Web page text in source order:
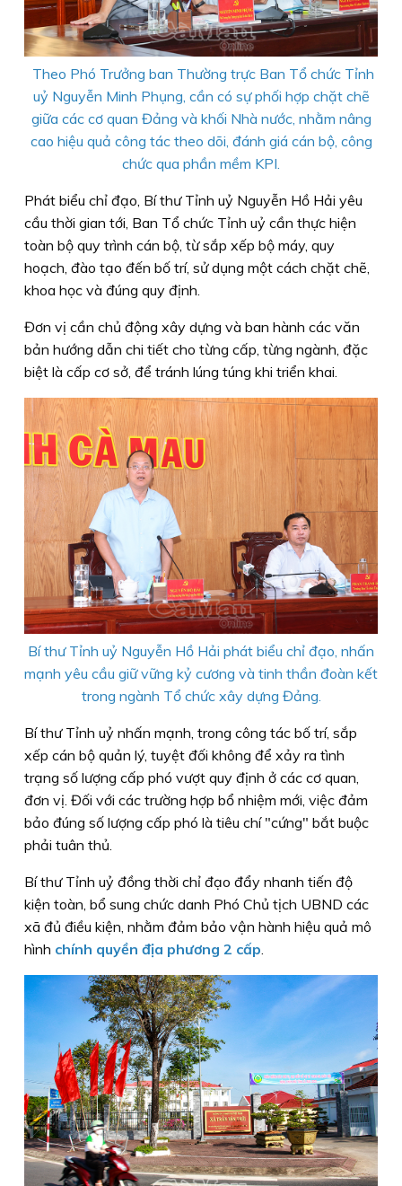
Theo Phó Trưởng ban Thường trực Ban Tổ chức Tỉnh
uỷ Nguyễn Minh Phụng, cần có sự phối hợp chặt chẽ
giữa các cơ quan Đảng và khối Nhà nước, nhằm nâng
cao hiệu quả công tác theo dõi, đánh giá cán bộ, công
chức qua phần mềm KPI.
Phát biểu chỉ đạo, Bí thư Tỉnh uỷ Nguyễn Hồ Hải yêu
cầu thời gian tới, Ban Tổ chức Tỉnh uỷ cần thực hiện
toàn bộ quy trình cán bộ, từ sắp xếp bộ máy, quy
hoạch, đào tạo đến bố trí, sử dụng một cách chặt chẽ,
khoa học và đúng quy định.
Đơn vị cần chủ động xây dựng và ban hành các văn
bản hướng dẫn chi tiết cho từng cấp, từng ngành, đặc
biệt là cấp cơ sở, để tránh lúng túng khi triển khai.
Bí thư Tỉnh uỷ Nguyễn Hồ Hải phát biểu chỉ đạo, nhấn
mạnh yêu cầu giữ vững kỷ cương và tinh thần đoàn kết
trong ngành Tổ chức xây dựng Đảng.
Bí thư Tỉnh uỷ nhấn mạnh, trong công tác bố trí, sắp
xếp cán bộ quản lý, tuyệt đối không để xảy ra tình
trạng số lượng cấp phó vượt quy định ở các cơ quan,
đơn vị. Đối với các trường hợp bổ nhiệm mới, việc đảm
bảo đúng số lượng cấp phó là tiêu chí "cứng" bắt buộc
phải tuân thủ.
Bí thư Tỉnh uỷ đồng thời chỉ đạo đẩy nhanh tiến độ
kiện toàn, bổ sung chức danh Phó Chủ tịch UBND các
xã đủ điều kiện, nhằm đảm bảo vận hành hiệu quả mô
hình chính quyền địa phương 2 cấp